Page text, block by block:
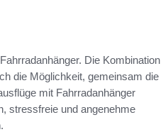
Die Kombination
die Möglichkeit, gemeinsam die
mit Fahrradanhänger
stressfreie und angenehme